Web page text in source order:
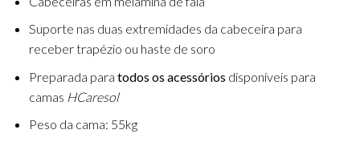
Suporte nas duas extremidades da cabeceira para
receber trapézio ou haste de soro
Preparada para todos os acessórios disponíveis para
camas HCaresol
Peso da cama: 55kg